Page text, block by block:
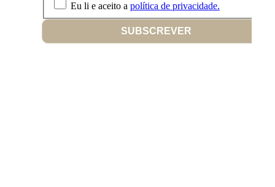
Eu li e aceito a política de privacidade.
SUBSCREVER